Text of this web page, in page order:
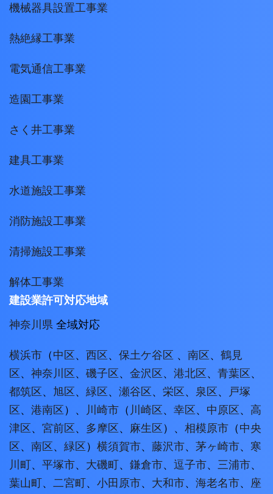
機械器具設置工事業
熱絶縁工事業
電気通信工事業
造園工事業
さく井工事業
建具工事業
水道施設工事業
消防施設工事業
清掃施設工事業
解体工事業
建設業許可対応地域
神奈川県 全域対応
横浜市 （中区、 西区、 保土ケ谷区 、 南区、 鶴見
区、 神奈川区、 磯子区、 金沢区、 港北区、 青葉区、
都筑区、 旭区、 緑区、 瀬谷区、 栄区、 泉区、
戸塚
区、 港南区）、 川崎市 （ 川崎区、 幸区、 中原区、 高
津区、 宮前区、 多摩区、 麻生区）、 相模原市 （中央
区、 南区、 緑区） 横須賀市、 藤沢市、 茅ヶ崎市、 寒
川町、 平塚市、 大磯町、 鎌倉市、 逗子市、 三浦市、
葉山町、 二宮町、 小田原市、 大和市、 海老名市、 座